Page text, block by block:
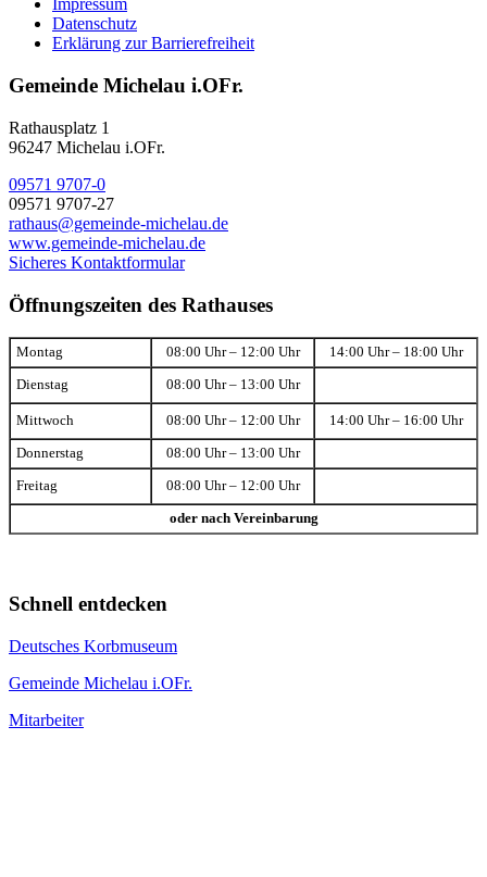
Impressum
Datenschutz
Erklärung zur Barrierefreiheit
Gemeinde Michelau i.OFr.
Rathausplatz 1
96247 Michelau i.OFr.
09571 9707-0
09571 9707-27
rathaus@gemeinde-michelau.de
www.gemeinde-michelau.de
Sicheres Kontaktformular
Öffnungszeiten des Rathauses
Montag 08:00 Uhr – 12:00 Uhr 14:00 Uhr – 18:00 Uhr
Dienstag 08:00 Uhr – 13:00 Uhr
Mittwoch 08:00 Uhr – 12:00 Uhr 14:00 Uhr – 16:00 Uhr
Donnerstag 08:00 Uhr – 13:00 Uhr
Freitag 08:00 Uhr – 12:00 Uhr
oder nach Vereinbarung
Schnell entdecken
Deutsches Korbmuseum
Gemeinde Michelau i.OFr.
Mitarbeiter